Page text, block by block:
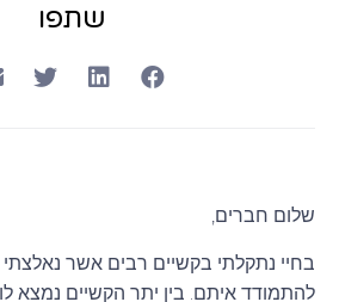
שתפו
שלום חברים,
בחיי נתקלתי בקשיים רבים אשר
להתמודד איתם. בין יתר הקשיים נמצא